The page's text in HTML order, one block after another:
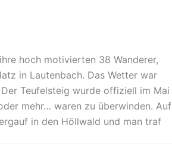
hoch motivierten 38 Wanderer,
in Lautenbach. Das Wetter war
Teufelsteig wurde offiziell im Mai
mehr… waren zu überwinden. Auf
in den Höllwald und man traf